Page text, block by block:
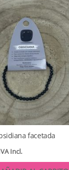
facetada
Incl.